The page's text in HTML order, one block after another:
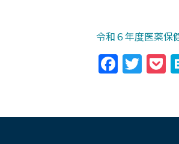
令和６年度医薬保